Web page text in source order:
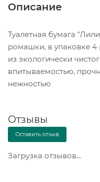
Описание
Туалетная бумага
ромашки, в упаковке 4
из экологически
впитываемостью,
нежностью
Отзывы
Оставить отзыв
Загрузка отзывов...